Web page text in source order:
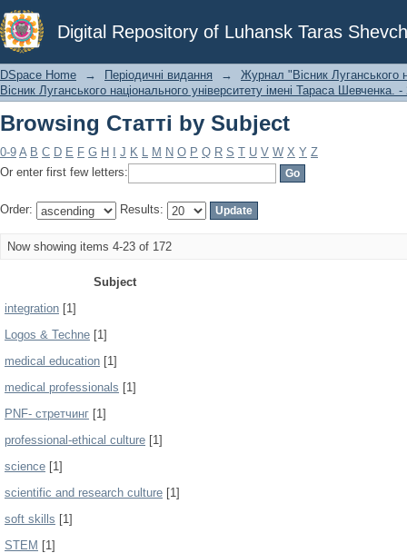
Digital Repository of Luhansk Taras
Browsing Статті by Subject
DSpace Home → Періодичні видання →
Журнал "Вісник Луганського
Вісник Луганського національного університету імені Тараса
Browsing Статті by Subject
0-9 A B C D E F G H J K L M N O P Q R S T U V W X Y Z
Or enter first few letters:
Order: Results:
Now showing items 4-23 of 172
Subject
integration [1]
Logos & Techne [1]
medical education [1]
medical professionals [1]
PNF- стретчинг [1]
professional-ethical culture [1]
science [1]
scientific and research culture [1]
soft skills [1]
STEM [1]